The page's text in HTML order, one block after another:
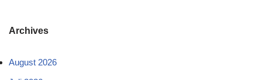
Archives
August 2026